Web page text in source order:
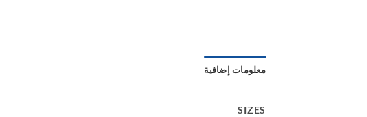
معلومات إضافية
SIZES